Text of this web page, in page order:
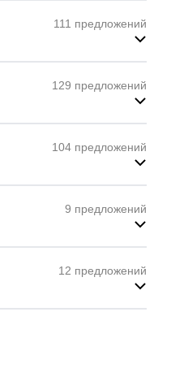
111 предложений
129 предложений
104 предложений
9 предложений
12 предложений